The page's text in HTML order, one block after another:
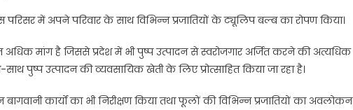
परिसर में अपने परिवार के साथ विभिन्न प्रजातियों के ट्यूलिप बल्ब का रोपण किया।
मांग है जिससे प्रदेश में भी पुष्प उत्पादन से स्वरोजगार अर्जित करने की अत्यधिक
पुष्प उत्पादन की व्यवसायिक खेती के लिए प्रोत्साहित किया जा रहा है।
कार्यों का भी निरीक्षण किया तथा फूलों की विभिन्न प्रजातियों का अवलोकन